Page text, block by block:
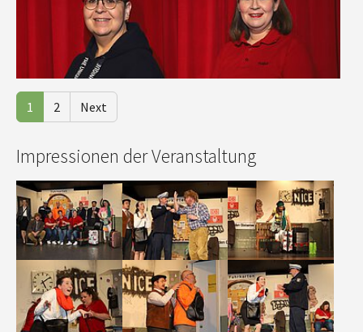
1 2 Next
Impressionen der Veranstaltung
Show larger versionShow larger versionShow larger version
Show larger versionShow larger version Show larger version